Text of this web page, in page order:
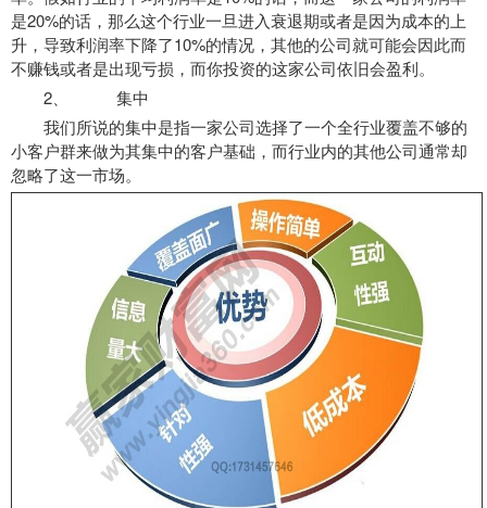
是20%的话，那么这个行业一旦进入衰退期或者是因为成本的上
升，导致利润率下降了10%的情况，其他的公司就可能会因此而
不赚钱或者是出现亏损，而你投资的这家公司依旧会盈利。
2、 集中
我们所说的集中是指一家公司选择了一个全行业覆盖不够的
小客户群来做为其集中的客户基础，而行业内的其他公司通常却
忽略了这一市场。